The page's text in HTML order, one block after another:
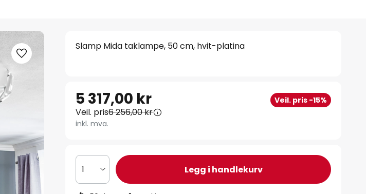
Slamp Mida taklampe, 50 cm, hvit-platina
5 317,00 kr Veil. pris -15%
Veil. pris6 256,00 kr
inkl. mva.
1 Legg i handlekurv